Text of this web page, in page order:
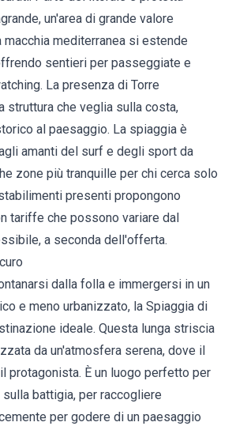
un'area di grande valore
mediterranea si estende
sentieri per passeggiate e
La presenza di Torre
struttura che veglia sulla costa,
al paesaggio. La spiaggia è
amanti del surf e degli sport da
zone più tranquille per chi cerca solo
presenti propongono
tariffe che possono variare dal
a seconda dell'offerta.
dalla folla e immergersi in un
e meno urbanizzato, la Spiaggia di
ideale. Questa lunga striscia
da un'atmosfera serena, dove il
protagonista. È un luogo perfetto per
battigia, per raccogliere
per godere di un paesaggio